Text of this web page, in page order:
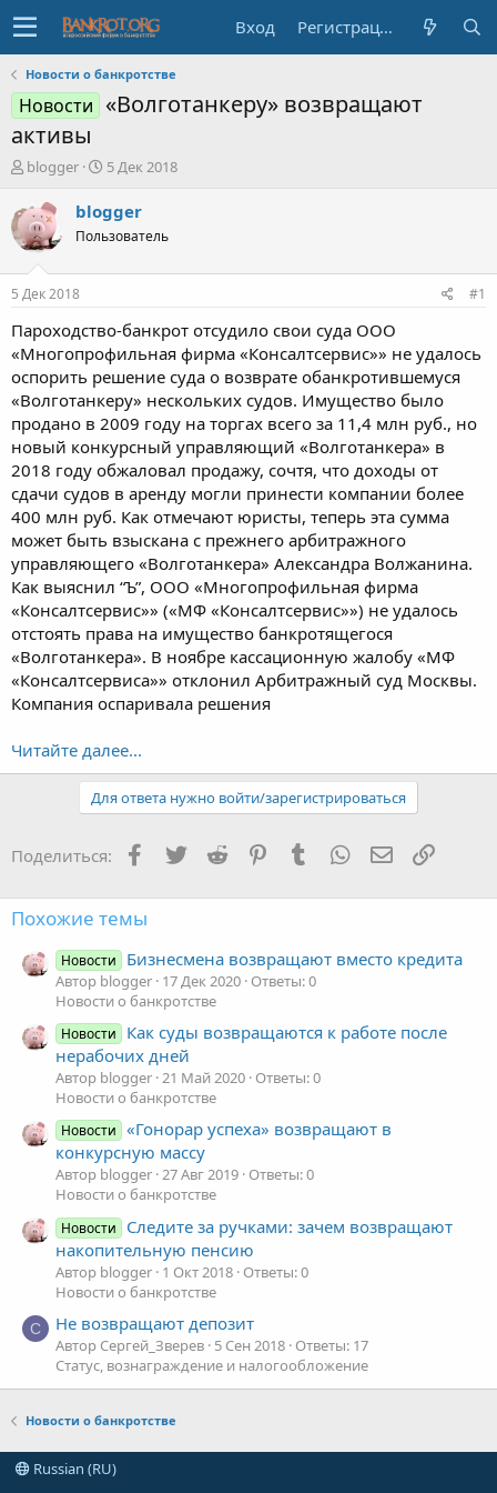
Вход Регистрация
Новости о банкротстве
Новости «Волготанкеру» возвращают
активы
А
т
о
р
е
м
ы
blogger
Д
т
а
н
л
а
5 Дек 2018
blogger
Пользователь
5 Дек 2018 #1
Пароходство-банкрот отсудило свои суда ООО
«Многопрофильная фирма «Консалтсервис»» не удалось
оспорить решение суда о возврате обанкротившемуся
«Волготанкеру» нескольких судов. Имущество было
продано в 2009 году на торгах всего за 11,4 млн руб., но
новый конкурсный управляющий «Волготанкера» в
2018 году обжаловал продажу, сочтя, что доходы от
сдачи судов в аренду могли принести компании более
400 млн руб. Как отмечают юристы, теперь эта сумма
может быть взыскана с прежнего арбитражного
управляющего «Волготанкера» Александра Волжанина.
Как выяснил “Ъ”, ООО «Многопрофильная фирма
«Консалтсервис»» («МФ «Консалтсервис»») не удалось
отстоять права на имущество банкротящегося
«Волготанкера». В ноябре кассационную жалобу «МФ
«Консалтсервиса»» отклонил Арбитражный суд Москвы.
Компания оспаривала решения
Читайте далее...
Для ответа нужно войти/зарегистрироваться
Поделиться: Facebook
TwitterReddit PinterestTumblr WhatsApp Ссылка
Похожие темы
Новости Бизнесмена возвращают вместо кредита
Автор blogger 17 Дек 2020 Ответы: 0
Новости о банкротстве
Новости
Как суды возвращаются к работе после
нерабочих дней
Автор blogger 21 Май 2020 Ответы: 0
Новости о банкротстве
Новости
«Гонорар успеха» возвращают в
конкурсную массу
Автор blogger 27 Авг 2019 Ответы: 0
Новости о банкротстве
Новости
Следите за ручками: зачем возвращают
накопительную пенсию
Автор blogger 1 Окт 2018 Ответы: 0
Новости о банкротстве
С Не возвращают депозит
Автор Сергей_Зверев 5 Сен 2018 Ответы: 17
Статус, вознаграждение и налогообложение
Новости о банкротстве
Russian (RU)